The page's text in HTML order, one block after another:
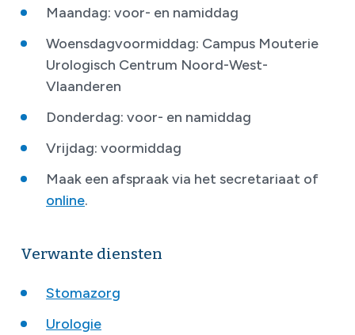
Maandag: voor- en namiddag
Woensdagvoormiddag: Campus Mouterie
Urologisch Centrum Noord-West-
Vlaanderen
Donderdag: voor- en namiddag
Vrijdag: voormiddag
Maak een afspraak via het secretariaat of
online.
Verwante diensten
Stomazorg
Urologie